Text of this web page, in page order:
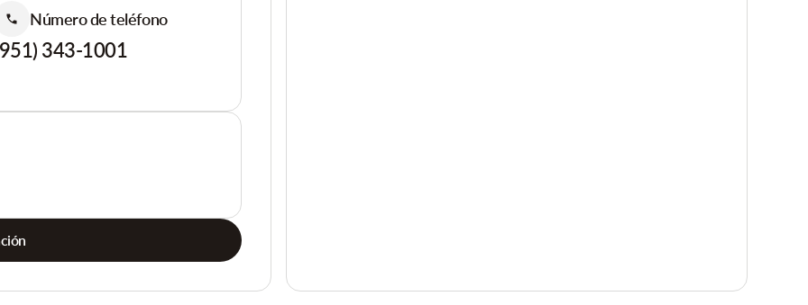
Número de teléfono
343-1001